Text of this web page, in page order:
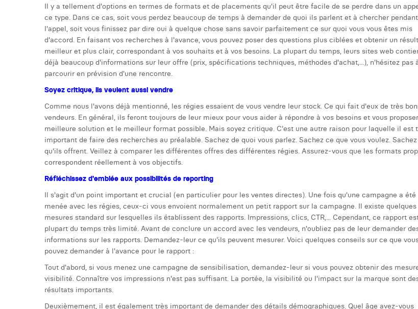
Il y a tellement d'options en termes de formats et de placements qu'il peut être facile de se perdre dans un
ce type. Dans ce cas, soit vous perdez beaucoup de temps à demander de quoi ils parlent et à chercher pendant
l'appel, soit vous finissez par dire oui à quelque chose sans savoir parfaitement ce sur quoi vous vous êtes mis
d'accord. En faisant vos recherches à l'avance, vous pouvez poser des questions plus ciblées et obtenir un
meilleur et plus clair, correspondant à vos souhaits et à vos besoins. La plupart du temps, leurs sites web
déjà beaucoup d'informations sur leur offre (prix, spécifications techniques, méthodes d'achat,...), n'hésitez pas
parcourir en prévision d'une rencontre.
Soyez critique, ils veulent aussi vendre
Comme nous l'avons déjà mentionné, les régies essaient de vous vendre leur stock. Ce qui fait d'eux de très
vendeurs. En général, ils feront toujours de leur mieux pour vous aider à répondre à vos besoins et vous
meilleure solution et le meilleur format possible. Mais soyez critique. C'est une autre raison pour laquelle il est
important de faire des recherches au préalable. Sachez de quoi vous parlez. Sachez ce que vous voulez.
qu'ils offrent. Veillez à comparer les différentes offres des différentes régies. Assurez-vous que les formats
correspondent réellement à vos objectifs.
Réfléchissez d'emblée aux possibilités de reporting
Il s'agit d'un point important et crucial (en particulier pour les ventes directes). Une fois qu'une campagne a été
menée avec les régies, ceux-ci vous envoient normalement un petit rapport sur la campagne. Il existe quelques
mesures standard sur lesquelles ils établissent des rapports. Impressions, clics, CTR,... Cependant, ce rapport
plupart du temps très limité. Avant de conclure un accord avec les vendeurs, n'oubliez pas de leur demander
informations sur les rapports. Demandez-leur ce qu'ils peuvent mesurer. Voici quelques conseils sur ce que
pouvez demander à l'avance pour le rapport :
Tout d'abord, si vous menez une campagne de sensibilisation, demandez-leur si vous pouvez obtenir des
visibilité. Connaître vos impressions n'est pas suffisant. La portée, la visibilité ou l'impact sur la marque sont
résultats importants.
Deuxièmement, il est également très important de demander des détails démographiques. Quel âge avez-vous